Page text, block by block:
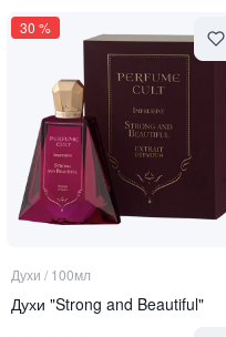
30 %
Духи / 100мл
Духи "Strong and Beautiful"